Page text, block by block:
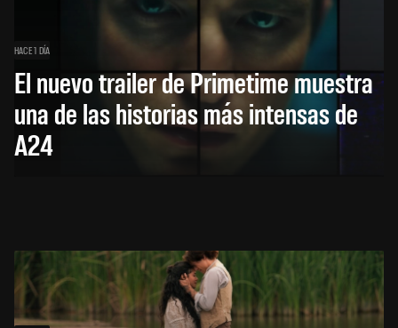
HACE 1 DÍA
El nuevo trailer de Primetime muestra
una de las historias más intensas de
A24